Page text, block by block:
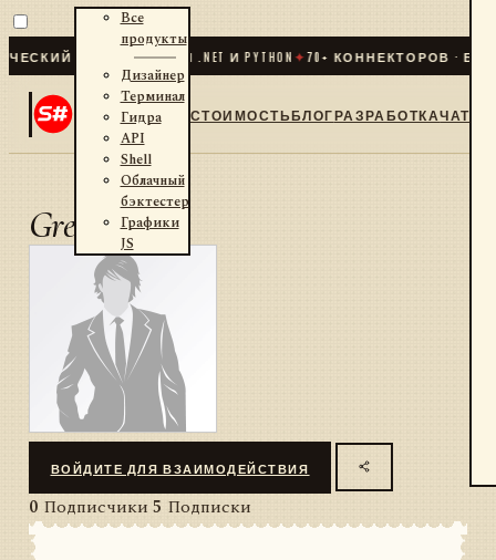
ТРЕЙДИНГ ДЛЯ .NET И PYTHON ✦70+ КОННЕКТОРОВ ·
Все
продукты
Дизайнер
Терминал
Гидра
API
Shell
Облачный
бэктестер
Графики
JS
СТОИМОСТЬБЛОГРАЗРАБОТКАЧАТ
Greene
ВОЙДИТЕ ДЛЯ ВЗАИМОДЕЙСТВИЯ
0 Подписчики 5 Подписки